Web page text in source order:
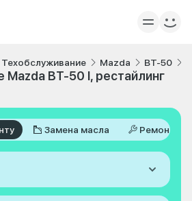
Техобслуживание Mazda BT-50
Mazda BT-50 I, рестайлинг
Замена масла Ремонт